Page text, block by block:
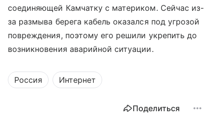
соединяющей Камчатку с материком. Сейчас из-
за размыва берега кабель оказался под угрозой
повреждения, поэтому его решили укрепить до
возникновения аварийной ситуации.
Россия Интернет
Поделиться